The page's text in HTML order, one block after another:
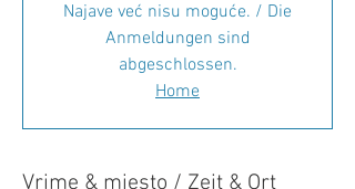
Najave već nisu moguće. / Die
Anmeldungen sind
abgeschlossen.
Home
Vrime & mjesto / Zeit & Ort